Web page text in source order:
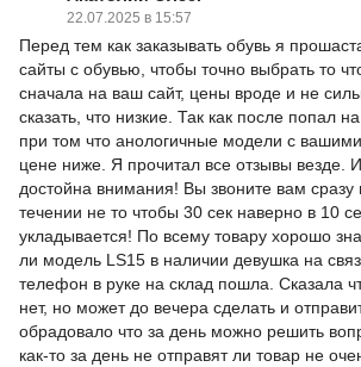
22.07.2025 в 15:57
Перед тем как заказывать обувь я
сайты с обувью, чтобы точно выбрать то
сначала на ваш сайт, цены вроде и не
сказать, что низкие. Так как после попал
при том что анологичные модели с
цене ниже. Я прочитал все отзывы везде.
достойна внимания! Вы звоните вам сразу
течении не то чтобы 30 сек наверно в 10
укладывается! По всему товару хорошо
ли модель LS15 в наличии девушка на
телефон в руке на склад пошла. Сказала
нет, но может до вечера сделать и
обрадовало что за день можно решить
как-то за день не отправят ли товар не